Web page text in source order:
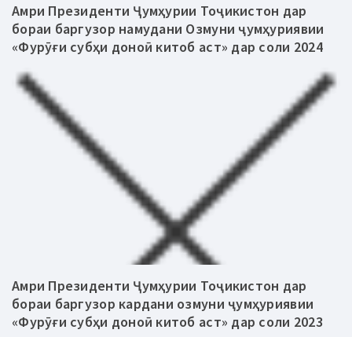
Амри Президенти Ҷумҳурии Тоҷикистон дар
бораи баргузор намудани Озмуни ҷумҳуриявии
«Фурӯғи субҳи доноӣ китоб аст» дар соли 2024
Амри Президенти Ҷумҳурии Тоҷикистон дар
бораи баргузор кардани озмуни ҷумҳуриявии
«Фурӯғи субҳи доноӣ китоб аст» дар соли 2023